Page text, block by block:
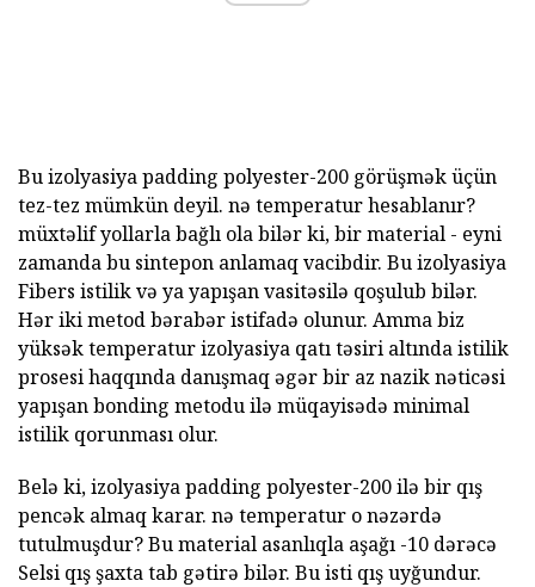
Bu izolyasiya padding polyester-200 görüşmək üçün
tez-tez mümkün deyil. nə temperatur hesablanır?
müxtəlif yollarla bağlı ola bilər ki, bir material - eyni
zamanda bu sintepon anlamaq vacibdir. Bu izolyasiya
Fibers istilik və ya yapışan vasitəsilə qoşulub bilər.
Hər iki metod bərabər istifadə olunur. Amma biz
yüksək temperatur izolyasiya qatı təsiri altında istilik
prosesi haqqında danışmaq əgər bir az nazik nəticəsi
yapışan bonding metodu ilə müqayisədə minimal
istilik qorunması olur.
Belə ki, izolyasiya padding polyester-200 ilə bir qış
pencək almaq karar. nə temperatur o nəzərdə
tutulmuşdur? Bu material asanlıqla aşağı -10 dərəcə
Selsi qış şaxta tab gətirə bilər. Bu isti qış uyğundur.